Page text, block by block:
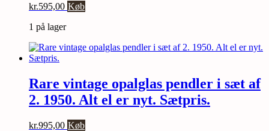
kr.595,00 Køb
1 på lager
Rare vintage opalglas pendler i sæt af
2. 1950. Alt el er nyt. Sætpris.
kr.995,00 Køb